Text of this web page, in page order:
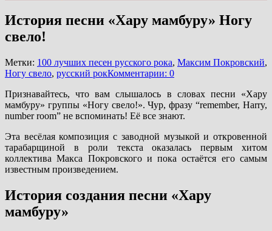
История песни «Хару мамбуру» Ногу
свело!
Метки: 100 лучших песен русского рока, Максим Покровский,
Ногу свело, русский рокКомментарии: 0
Признавайтесь, что вам слышалось в словах песни «Хару
мамбуру» группы «Ногу свело!». Чур, фразу “remember, Harry,
number room” не вспоминать! Её все знают.
Эта весёлая композиция с заводной музыкой и откровенной
тарабарщиной в роли текста оказалась первым хитом
коллектива Макса Покровского и пока остаётся его самым
известным произведением.
История создания песни «Хару
мамбуру»